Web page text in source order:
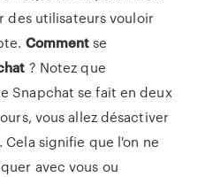
des utilisateurs vouloir
Commentse
? Notez que
Snapchat se fait en deux
vous allez désactiver
signifie que l'on ne
avec vous ou